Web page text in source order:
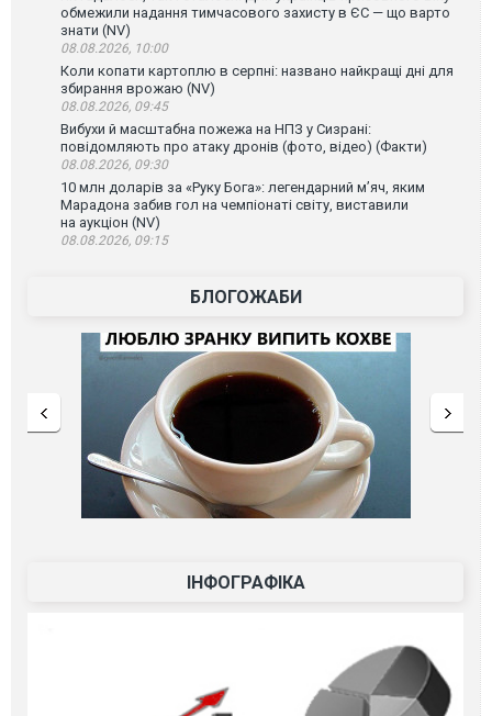
обмежили надання тимчасового захисту в ЄС — що варто
знати (NV)
08.08.2026, 10:00
Коли копати картоплю в серпні: названо найкращі дні для
збирання врожаю (NV)
08.08.2026, 09:45
Вибухи й масштабна пожежа на НПЗ у Сизрані:
повідомляють про атаку дронів (фото, відео) (Факти)
08.08.2026, 09:30
10 млн доларів за «Руку Бога»: легендарний м’яч, яким
Марадона забив гол на чемпіонаті світу, виставили
на аукціон (NV)
08.08.2026, 09:15
БЛОГОЖАБИ
ІНФОГРАФІКА